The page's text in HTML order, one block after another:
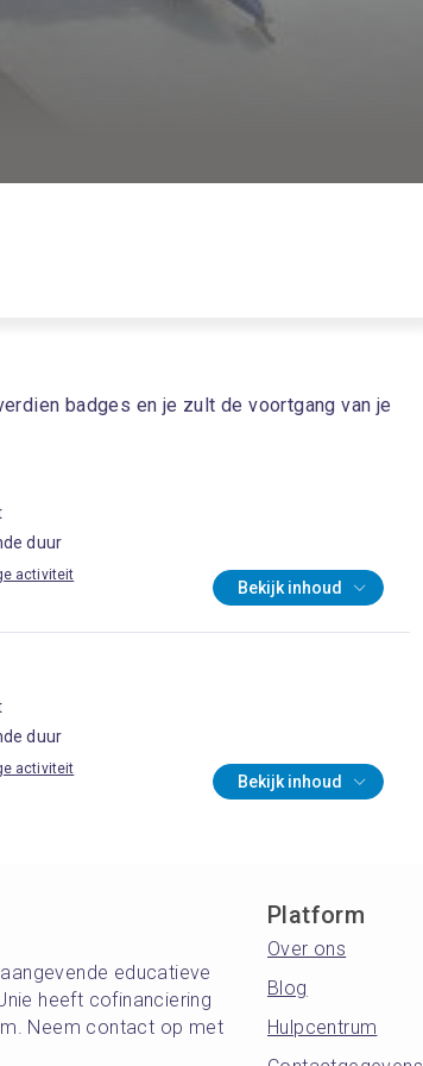
badges en je zult de voortgang van je
duur
activiteit
Bekijk inhoud
duur
activiteit
Bekijk inhoud
educatieve
heeft cofinanciering
Neem contact op met
Platform
Over ons
Blog
Hulpcentrum